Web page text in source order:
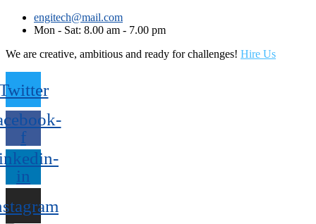
engitech@mail.com
Mon - Sat: 8.00 am - 7.00 pm
We are creative, ambitious and ready for challenges! Hire Us
f
in